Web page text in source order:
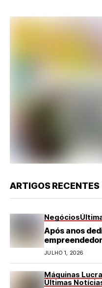
ARTIGOS RECENTES
Negócios
Após anos
turismo em
JULHO 1, 2026
Máquinas
Últimas